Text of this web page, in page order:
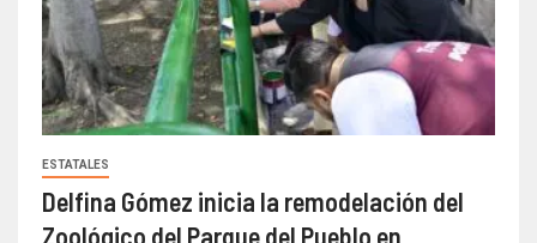
ESTATALES
Delfina Gómez inicia la remodelación del
Zoológico del Parque del Pueblo en